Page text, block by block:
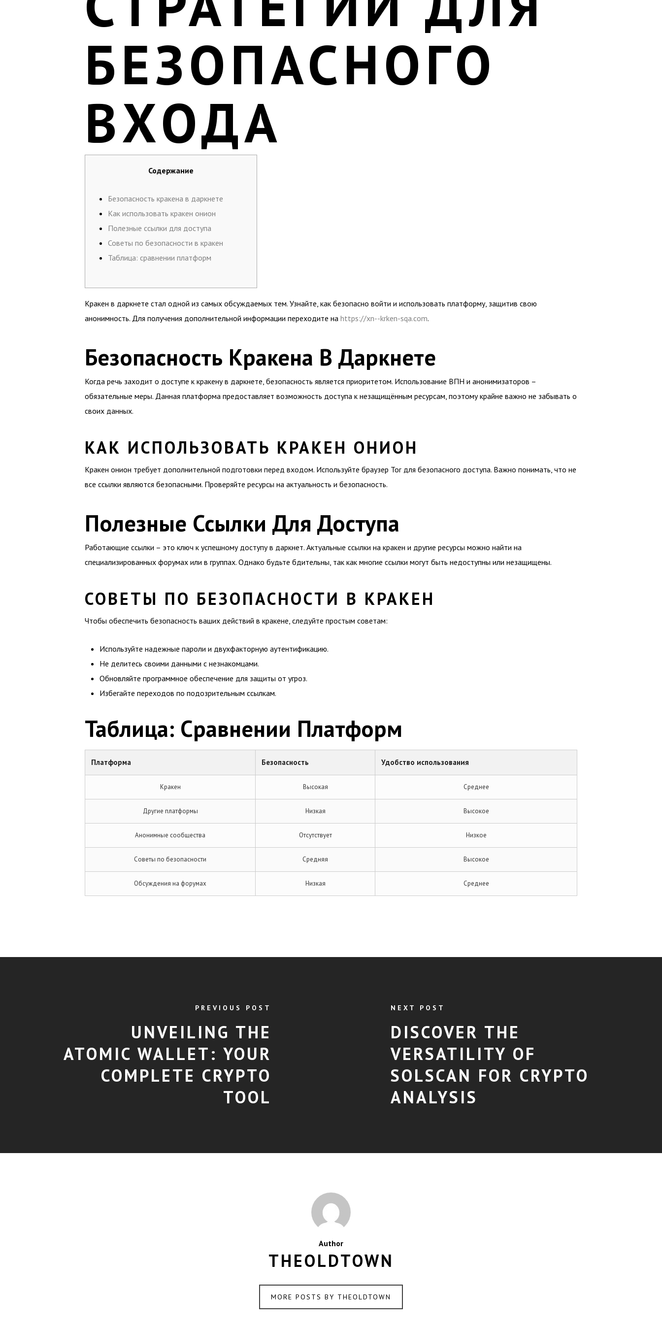
БЕЗОПАСНОГО
ВХОДА
Содержание
Безопасность кракена в даркнете
Как использовать кракен онион
Полезные ссылки для доступа
Советы по безопасности в кракен
Таблица: сравнении платформ
Кракен в даркнете стал одной из самых обсуждаемых тем. Узнайте, как безопасно войти и использовать платформу, защитив свою
анонимность. Для получения дополнительной информации переходите на https://xn--krken-sqa.com.
Безопасность Кракена В Даркнете
Когда речь заходит о доступе к кракену в даркнете, безопасность является приоритетом. Использование ВПН и анонимизаторов –
обязательные меры. Данная платформа предоставляет возможность доступа к незащищённым ресурсам, поэтому крайне важно не забывать о
своих данных.
КАК ИСПОЛЬЗОВАТЬ КРАКЕН ОНИОН
Кракен онион требует дополнительной подготовки перед входом. Используйте браузер Tor для безопасного доступа. Важно понимать, что не
все ссылки являются безопасными. Проверяйте ресурсы на актуальность и безопасность.
Полезные Ссылки Для Доступа
Работающие ссылки – это ключ к успешному доступу в даркнет. Актуальные ссылки на кракен и другие ресурсы можно найти на
специализированных форумах или в группах. Однако будьте бдительны, так как многие ссылки могут быть недоступны или незащищены.
СОВЕТЫ ПО БЕЗОПАСНОСТИ В КРАКЕН
Чтобы обеспечить безопасность ваших действий в кракене, следуйте простым советам:
Используйте надежные пароли и двухфакторную аутентификацию.
Не делитесь своими данными с незнакомцами.
Обновляйте программное обеспечение для защиты от угроз.
Избегайте переходов по подозрительным ссылкам.
Таблица: Сравнении Платформ
Платформа Безопасность Удобство использования
Кракен Высокая Среднее
Другие платформы Низкая Высокое
Анонимные сообщества Отсутствует Низкое
Советы по безопасности Средняя Высокое
Обсуждения на форумах Низкая Среднее
PREVIOUS POST
UNVEILING THE
ATOMIC WALLET: YOUR
COMPLETE CRYPTO
TOOL
NEXT POST
DISCOVER THE
VERSATILITY OF
SOLSCAN FOR CRYPTO
ANALYSIS
Author
THEOLDTOWN
MORE POSTS BY THEOLDTOWN